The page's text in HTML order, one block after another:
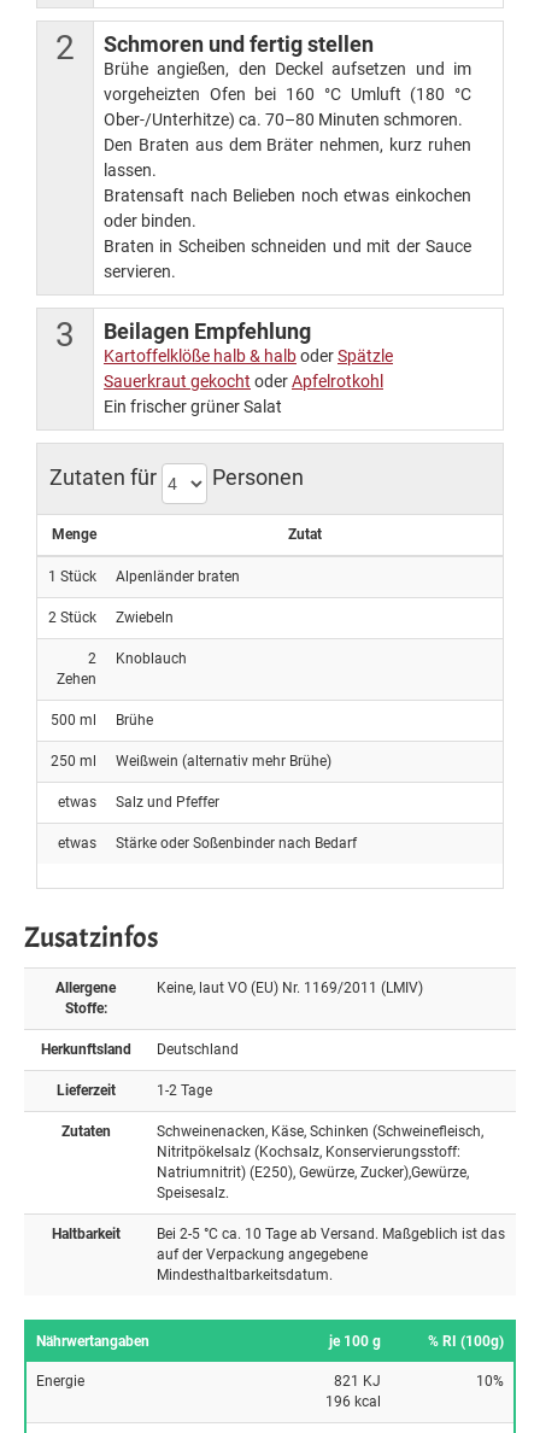
2 Schmoren und fertig stellen
Brühe angießen, den Deckel aufsetzen und im
vorgeheizten Ofen bei 160 °C Umluft (180 °C
Ober-/Unterhitze) ca. 70–80 Minuten schmoren.
Den Braten aus dem Bräter nehmen, kurz ruhen
lassen.
Bratensaft nach Belieben noch etwas einkochen
oder binden.
Braten in Scheiben schneiden und mit der Sauce
servieren.
3 Beilagen Empfehlung
Kartoffelklöße halb & halboderSpätzle
Sauerkraut gekocht oderApfelrotkohl
Ein frischer grüner Salat
Zutaten für Personen
Menge Zutat
1 Stück Alpenländer braten
2 Stück Zwiebeln
2
Zehen
Knoblauch
500 ml Brühe
250 ml Weißwein (alternativ mehr Brühe)
etwas Salz und Pfeffer
etwas Stärke oder Soßenbinder nach Bedarf
Zusatzinfos
Allergene
Stoffe:
Keine, laut VO (EU) Nr. 1169/2011 (LMIV)
Herkunftsland Deutschland
Lieferzeit 1-2 Tage
Zutaten
Schweinenacken, Käse, Schinken (Schweinefleisch,
Nitritpökelsalz (Kochsalz, Konservierungsstoff:
Natriumnitrit) (E250), Gewürze, Zucker),Gewürze,
Speisesalz.
Haltbarkeit
Bei 2-5 °C ca. 10 Tage ab Versand. Maßgeblich ist das
auf der Verpackung angegebene
Mindesthaltbarkeitsdatum.
Nährwertangaben je 100 g % RI (100g)
Energie
821 KJ
196 kcal
10%